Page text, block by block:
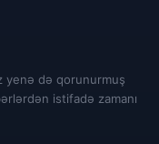
yenə də qorunurmuş
istifadə zamanı